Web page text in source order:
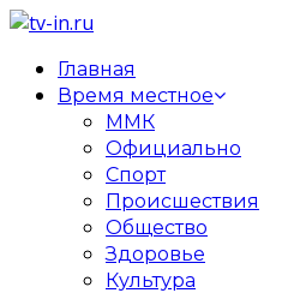
Главная
Время местное
ММК
Официально
Спорт
Происшествия
Общество
Здоровье
Культура